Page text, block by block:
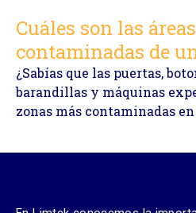
Cuáles son las
contaminadas de
¿Sabías que las puertas,
barandillas y máquinas
zonas más contaminadas